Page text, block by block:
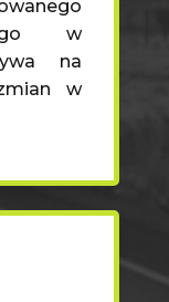
w
na
w